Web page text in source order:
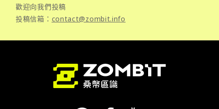
歡迎向我們投稿
投稿信箱： contact@zombit.info